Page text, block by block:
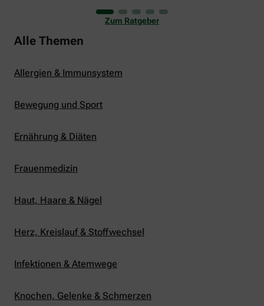
er uns auch ganz schön zu schaffen. Wenn die
Temperaturen tagsüber auf mehr als 30 Grad
klettern und uns warme Tropennächte den Schlaf
rauben, sehnen wir uns oft nach einem
Zum Ratgeber
Alle Themen
Allergien & Immunsystem
Bewegung und Sport
Ernährung & Diäten
Frauenmedizin
Haut, Haare & Nägel
Herz, Kreislauf & Stoffwechsel
Infektionen & Atemwege
Knochen, Gelenke & Schmerzen